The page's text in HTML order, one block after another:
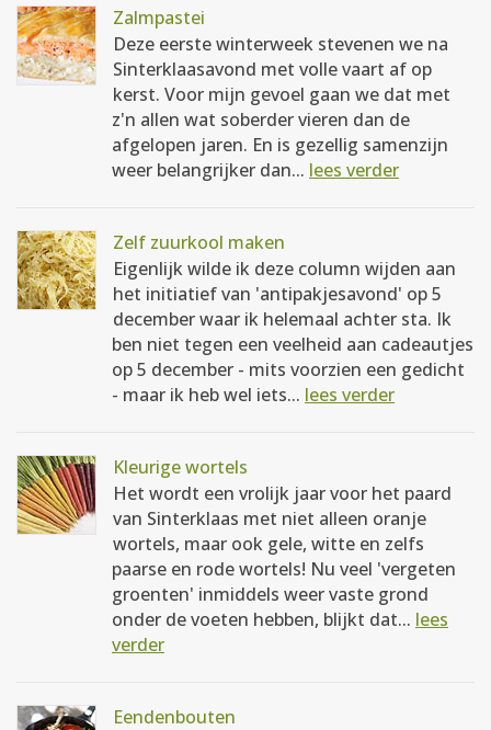
Zalmpastei
Deze eerste winterweek stevenen we na
Sinterklaasavond met volle vaart af op
kerst. Voor mijn gevoel gaan we dat met
z'n allen wat soberder vieren dan de
afgelopen jaren. En is gezellig samenzijn
weer belangrijker dan... lees verder
Zelf zuurkool maken
Eigenlijk wilde ik deze column wijden aan
het initiatief van 'antipakjesavond' op 5
december waar ik helemaal achter sta. Ik
ben niet tegen een veelheid aan cadeautjes
op 5 december - mits voorzien een gedicht
- maar ik heb wel iets... lees verder
Kleurige wortels
Het wordt een vrolijk jaar voor het paard
van Sinterklaas met niet alleen oranje
wortels, maar ook gele, witte en zelfs
paarse en rode wortels! Nu veel 'vergeten
groenten' inmiddels weer vaste grond
onder de voeten hebben, blijkt dat... lees
verder
Eendenbouten